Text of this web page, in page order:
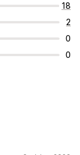
18
2
0
0